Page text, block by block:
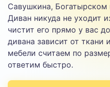
ТЕЛЕФОН
Савушкина, Богатырском
Диван никуда не уходит
чистит его прямо у вас
дивана зависит от ткани
мебели считаем по
ответим быстро.